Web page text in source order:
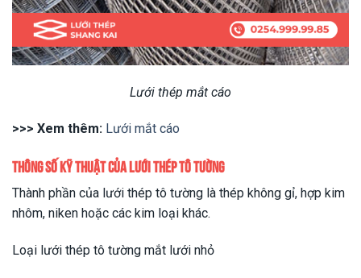
Lưới thép mắt cáo
>>> Xem thêm: Lưới mắt cáo
Thông số kỹ thuật của lưới thép tô tường
Thành phần của lưới thép tô tường là thép không gỉ, hợp kim
nhôm, niken hoặc các kim loại khác.
Loại lưới thép tô tường mắt lưới nhỏ